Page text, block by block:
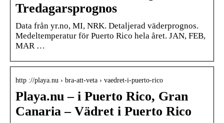
Tredagarsprognos
Data från yr.no, MI, NRK. Detaljerad väderprognos.
Medeltemperatur för Puerto Rico hela året. JAN, FEB,
MAR …
http ://playa.nu › bra-att-veta › vaedret-i-puerto-rico
Playa.nu – i Puerto Rico, Gran
Canaria – Vädret i Puerto Rico